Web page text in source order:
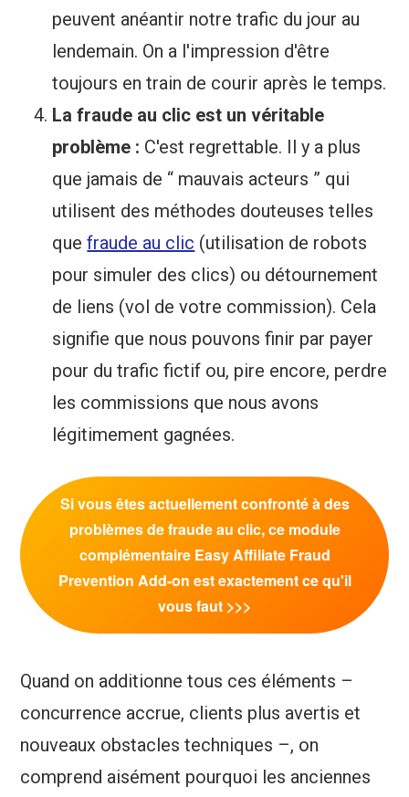
peuvent anéantir notre trafic du jour au
lendemain. On a l'impression d'être
toujours en train de courir après le temps.
La fraude au clic est un véritable
problème : C'est regrettable. Il y a plus
que jamais de “ mauvais acteurs ” qui
utilisent des méthodes douteuses telles
quefraude au clic (utilisation de robots
pour simuler des clics) ou détournement
de liens (vol de votre commission). Cela
signifie que nous pouvons finir par payer
pour du trafic fictif ou, pire encore, perdre
les commissions que nous avons
légitimement gagnées.
Si vous êtes actuellement confronté à des
problèmes de fraude au clic, ce module
complémentaire Easy Affiliate Fraud
Prevention Add-on est exactement ce qu'il
vous faut >>>
Quand on additionne tous ces éléments –
concurrence accrue, clients plus avertis et
nouveaux obstacles techniques –, on
comprend aisément pourquoi les anciennes